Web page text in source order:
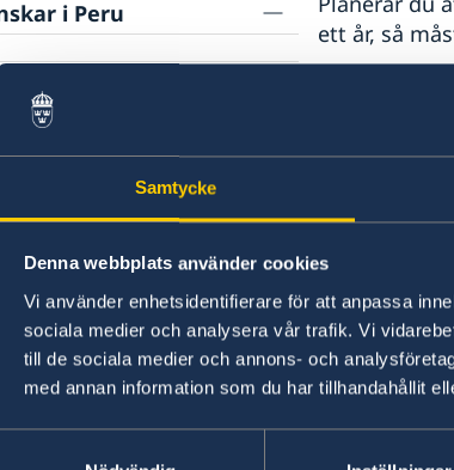
Samtycke
Denna webbplats använder cookies
Vi använder enhetsidentifierare för att anpassa
sociala medier och analysera vår trafik. Vi
till de sociala medier och annons- och
med annan information som du har tillhandahållit
i Peru
anmälan om namn
medborgarskap för barn
svenskt medborgarskap
i utlandet
situationer
ett år, så
Ditt
som
Har du
behålla ditt
Resa